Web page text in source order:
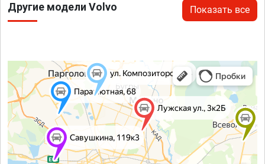
Другие модели Volvo Показать все